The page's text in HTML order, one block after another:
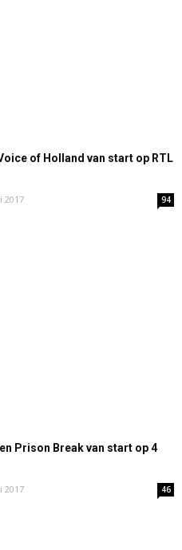
of Holland van start op RTL
2017 94
Prison Break van start op 4
2017 46